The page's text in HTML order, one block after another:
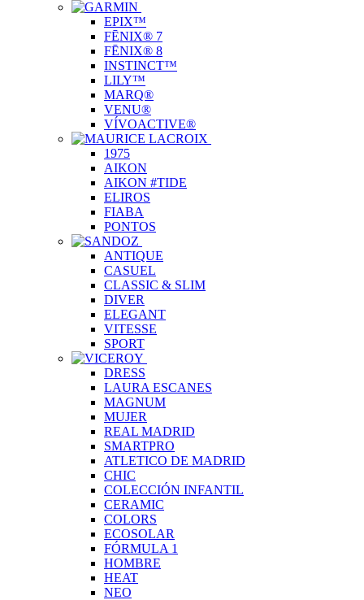
EPIX™
FĒNIX® 7
FĒNIX® 8
INSTINCT™
LILY™
MARQ®
VENU®
VÍVOACTIVE®
1975
AIKON
AIKON #TIDE
ELIROS
FIABA
PONTOS
ANTIQUE
CASUEL
CLASSIC & SLIM
DIVER
ELEGANT
VITESSE
SPORT
DRESS
LAURA ESCANES
MAGNUM
MUJER
REAL MADRID
SMARTPRO
ATLETICO DE MADRID
CHIC
COLECCIÓN INFANTIL
CERAMIC
COLORS
ECOSOLAR
FÓRMULA 1
HOMBRE
HEAT
NEO